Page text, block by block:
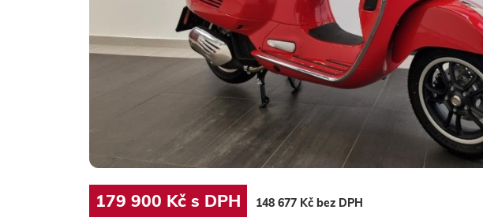
179 900 Kč s DPH 148 677 Kč bez DPH